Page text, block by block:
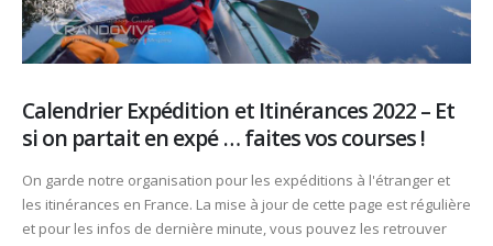
Calendrier Expédition et Itinérances 2022 – Et
si on partait en expé … faites vos courses !
On garde notre organisation pour les expéditions à l'étranger et
les itinérances en France. La mise à jour de cette page est régulière
et pour les infos de dernière minute, vous pouvez les retrouver